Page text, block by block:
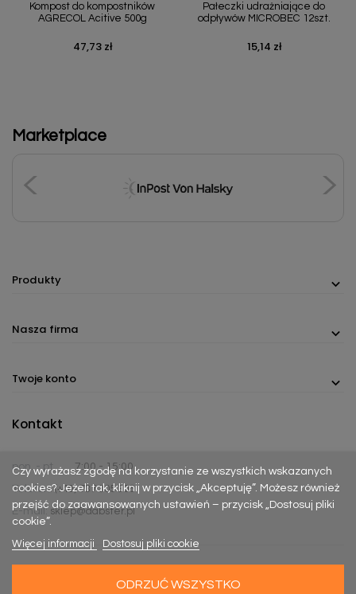
Kompost do kompostników
AGRECOL Acitive 500g
Cena
47,73 zł
Pałeczki udrażniające do
odpływów MICROBEC 12szt.
Cena
15,14 zł
Marketplace
Produkty
Nasza firma
Twoje konto
Czy wyrażasz zgodę na korzystanie ze wszystkich wskazanych
cookies? Jeżeli tak, kliknij w przycisk „Akceptuję”. Możesz również
przejść do zaawansowanych ustawień – przycisk „Dostosuj pliki
cookie”.
Więcej informacji
Dostosuj pliki cookie
ODRZUĆ WSZYSTKO
Kontakt
pon. - pt.
7:00 - 15:00
Telefon:(+48) 737 305 306
E-mail: sklep@dabster.pl